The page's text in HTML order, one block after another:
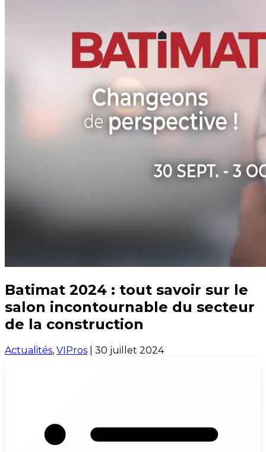
Batimat 2024 : tout savoir sur le
salon incontournable du secteur
de la construction
Actualités, VIPros 30 juillet 2024